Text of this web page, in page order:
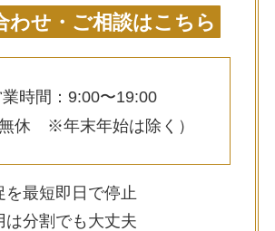
わせ・ご相談はこちら
時間：9:00〜19:00
無休 ※年末年始は除く）
を最短即日で停止
は分割でも大丈夫